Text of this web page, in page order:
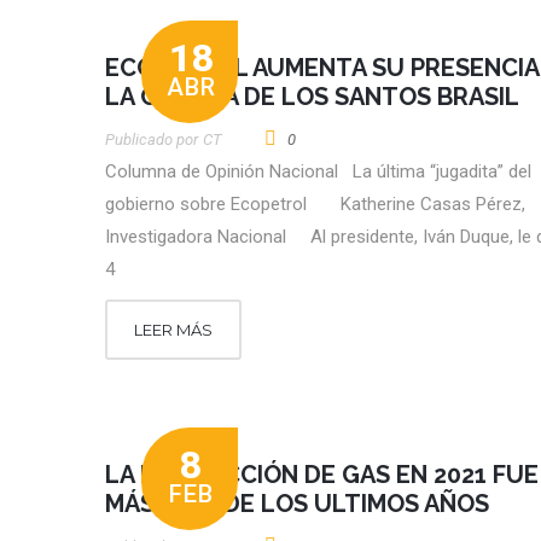
18
ABR
ECOPETROL AUMENTA SU
LA CUENCA DE LOS SANTOS BRASIL
Publicado por CT 0
Columna de Opinión Nacional La última “jugadita” del
gobierno sobre Ecopetrol Katherine Casas Pérez,
Investigadora Nacional Al presidente, Iván Duque, le
4
LEER MÁS
8
FEB
LA PRODUCCIÓN DE GAS EN 2021
MÁS ALTA DE LOS ULTIMOS AÑOS